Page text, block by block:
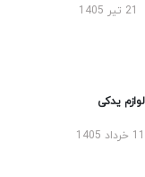
یدکی